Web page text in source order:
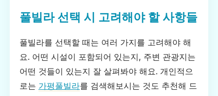
풀빌라 선택 시 고려해야 할 사항들
풀빌라를 선택할 때는 여러 가지를 고려해야 해
요. 어떤 시설이 포함되어 있는지, 주변 관광지는
어떤 것들이 있는지 잘 살펴봐야 해요. 개인적으
로는 가평풀빌라를 검색해보시는 것도 추천해 드